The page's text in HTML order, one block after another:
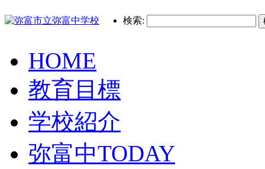
検索:
HOME
教育目標
学校紹介
弥富中TODAY